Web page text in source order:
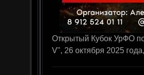
Открытый Кубок УрФО
V", 26 октября 2025